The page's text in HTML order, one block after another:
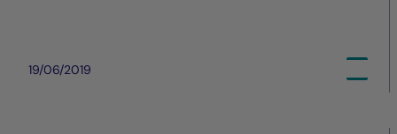
19/06/2019